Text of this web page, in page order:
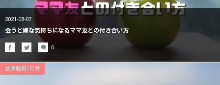
2021-08-07
会うと嫌な気持ちになるママ友との付き合い方
0
女医雑記/日常